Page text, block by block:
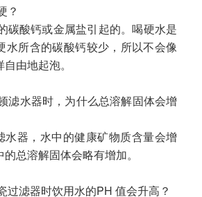
？
碳酸钙或金属盐引起的。喝硬水是
水所含的碳酸钙较少，所以不会像
由地起泡。
滤水器时，为什么总溶解固体会增
水器，水中的健康矿物质含量会增
总溶解固体会略有增加。
过滤器时饮用水的PH 值会升高？